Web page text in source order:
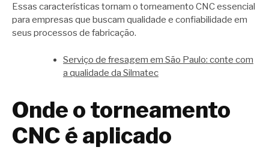
Essas características tornam o torneamento CNC essencial
para empresas que buscam qualidade e confiabilidade em
seus processos de fabricação.
Serviço de fresagem em São Paulo: conte com
a qualidade da Silmatec
Onde o torneamento
CNC é aplicado